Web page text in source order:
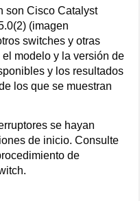
son Cisco Catalyst
(imagen
switches y otras
modelo y la versión de
y los resultados
los que se muestran
se hayan
de inicio. Consulte
de